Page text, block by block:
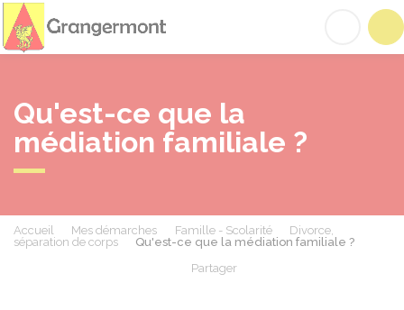
Qu'est-ce que la
médiation familiale ?
Accueil Mes démarches Famille - Scolarité
Divorce,
séparation de corps
Qu'est-ce que la médiation familiale ?
Partager